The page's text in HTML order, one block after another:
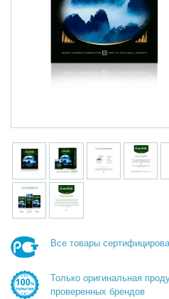
Все товары
Только оригинальная
проверенных брендов